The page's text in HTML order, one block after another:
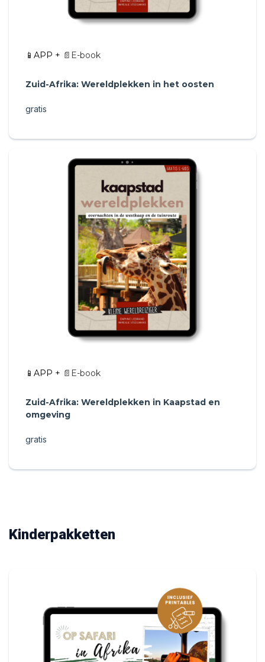
📱APP + 📄E-book
Zuid-Afrika: Wereldplekken in het oosten
gratis
📱APP + 📄E-book
Zuid-Afrika: Wereldplekken in Kaapstad en
omgeving
gratis
Kinderpakketten